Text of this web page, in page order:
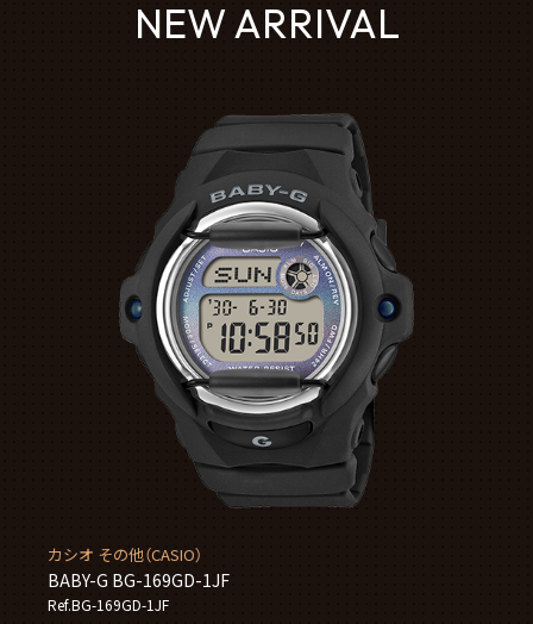
NEW ARRIVAL
カシオ その他（CASIO）
BABY-G BG-169GD-1JF
Ref.BG-169GD-1JF